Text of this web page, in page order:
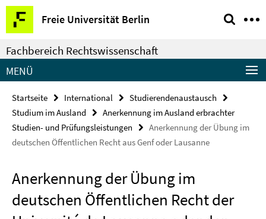
Springe
direkt
zu
Inhalt
Freie Universität Berlin
Service-
Navigation
Fachbereich Rechtswissenschaft
MENÜ
Startseite International
Studierendenaustausch
Studium im Ausland
Anerkennung im Ausland erbrachter
Studien- und Prüfungsleistungen
Anerkennung der Übung im
deutschen Öffentlichen Recht aus Genf oder Lausanne
Anerkennung der Übung im
deutschen Öffentlichen Recht der